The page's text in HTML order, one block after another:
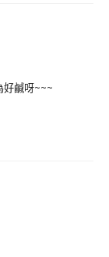
好鹹呀~~~